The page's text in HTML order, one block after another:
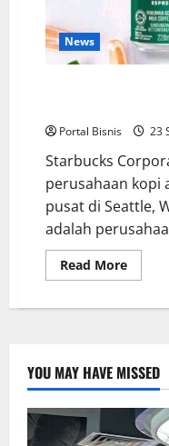
News
Portal Bisnis 23
Starbucks
perusahaan kopi
pusat di Seattle,
adalah
Read More
YOU MAY HAVE MISSED